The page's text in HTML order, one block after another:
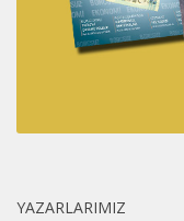
YAZARLARIMIZ